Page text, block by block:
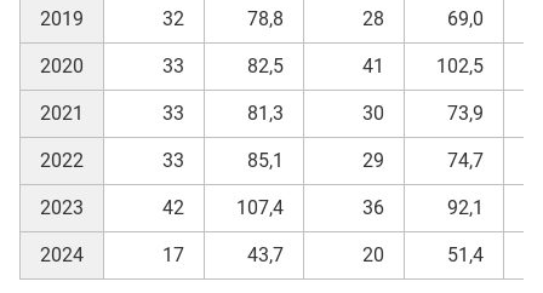
2019 32 78,8 28 69,0
2020 33 82,5 41 102,5
2021 33 81,3 30 73,9
2022 33 85,1 29 74,7
2023 42 107,4 36 92,1
2024 17 43,7 20 51,4